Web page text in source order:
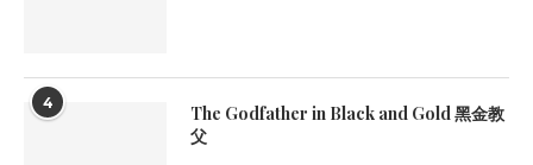
4
The Godfather in Black and Gold 黑金教
父